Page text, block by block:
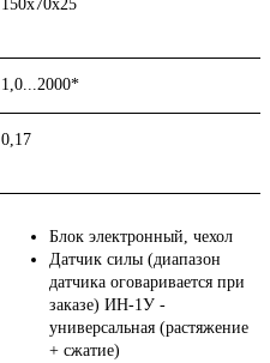
150х70х25
1,0...2000*
0,17
Блок электронный, чехол
Датчик силы (диапазон
датчика оговаривается при
заказе) ИН-1У -
универсальная (растяжение
+ сжатие)